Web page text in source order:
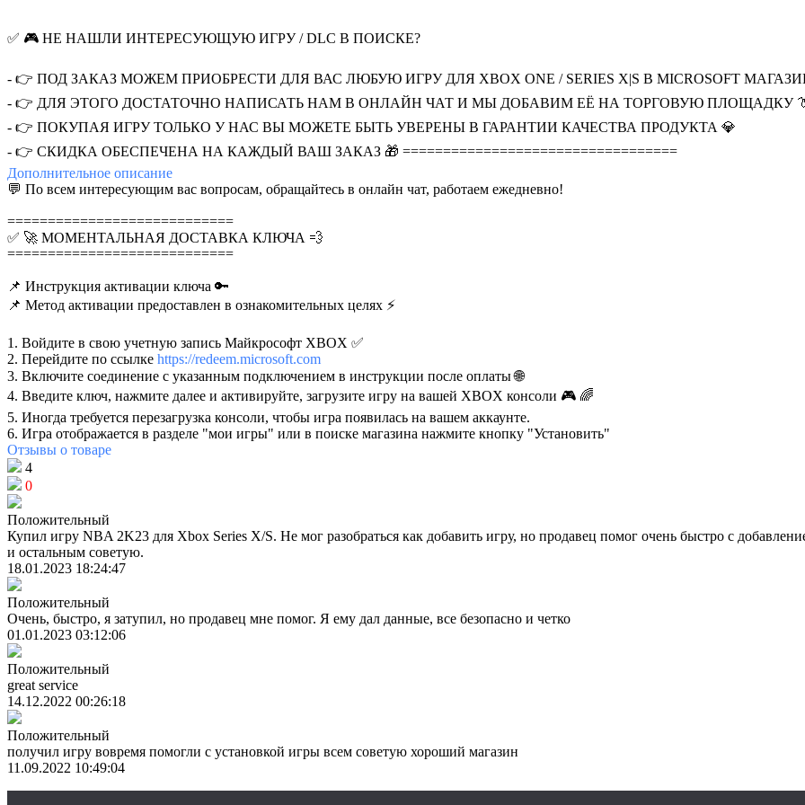
✅ 🎮 НЕ НАШЛИ ИНТЕРЕСУЮЩУЮ ИГРУ / DLC В ПОИСКЕ?
- 👉 ПОД ЗАКАЗ МОЖЕМ ПРИОБРЕСТИ ДЛЯ ВАС ЛЮБУЮ ИГРУ ДЛЯ XBOX ONE / SERIES X|S В MICROSOFT
- 👉 ДЛЯ ЭТОГО ДОСТАТОЧНО НАПИСАТЬ НАМ В ОНЛАЙН ЧАТ И МЫ ДОБАВИМ ЕЁ НА ТОРГОВУЮ ПЛОЩАДКУ
- 👉 ПОКУПАЯ ИГРУ ТОЛЬКО У НАС ВЫ МОЖЕТЕ БЫТЬ УВЕРЕНЫ В ГАРАНТИИ КАЧЕСТВА ПРОДУКТА 💎
- 👉 СКИДКА ОБЕСПЕЧЕНА НА КАЖДЫЙ ВАШ ЗАКАЗ 🎁 ==================================
Дополнительное описание
💬 По всем интересующим вас вопросам, обращайтесь в онлайн чат, работаем ежедневно!
============================
✅ 🚀 МОМЕНТАЛЬНАЯ ДОСТАВКА КЛЮЧА 💨
============================
📌 Инструкция активации ключа 🔑
📌 Метод активации предоставлен в ознакомительных целях ⚡
1. Войдите в свою учетную запись Майкрософт XBOX ✅
2. Перейдите по ссылке https://redeem.microsoft.com
3. Включите соединение c указанным подключением в инструкции после оплаты 🌐
4. Введите ключ, нажмите далее и активируйте, загрузите игру на вашей XBOX консоли 🎮 🌈
5. Иногда требуется перезагрузка консоли, чтобы игра появилась на вашем аккаунте.
6. Игра отображается в разделе "мои игры" или в поиске магазина нажмите кнопку "Установить"
Отзывы о товаре
4
0
Положительный
Купил игру NBA 2K23 для Xbox Series X/S. Не мог разобраться как добавить игру, но продавец помог очень быстро с
и остальным советую.
18.01.2023 18:24:47
Положительный
Очень, быстро, я затупил, но продавец мне помог. Я ему дал данные, все безопасно и четко
01.01.2023 03:12:06
Положительный
great service
14.12.2022 00:26:18
Положительный
получил игру вовремя помогли с установкой игры всем советую хороший магазин
11.09.2022 10:49:04